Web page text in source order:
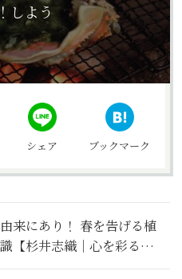
しよう
シェア ブックマーク
来にあり！ 春を告げる植
【杉井志織｜心を彩るガ